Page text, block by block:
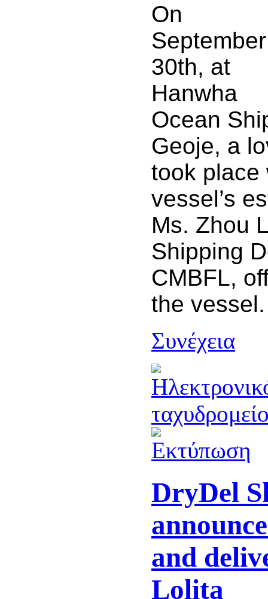
On
September
30th, at
Hanwha
Ocean
Geoje, a
took place
vessel’s
Ms. Zhou
Shipping
CMBFL,
the vessel.
Συνέχεια
DryDel
and
Lolita